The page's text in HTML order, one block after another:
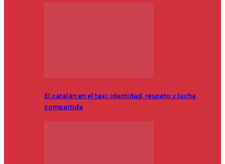
El catalán en el taxi: identidad, respeto y lucha
compartida